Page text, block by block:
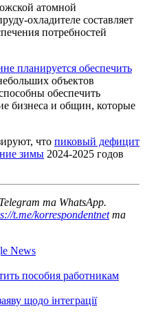
атомной
охладителе составляет
потребностей
планируется обеспечить
объектов
обеспечить
бизнеса и общин, которые
что пиковый дефицит
зимы 2024-2025 годов
та WhatsApp.
t.me/korrespondentnetта
News
пособия работникам
щодо інтеграції